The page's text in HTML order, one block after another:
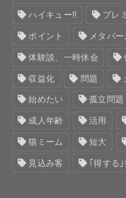
ハイキュー!! プレ
ポイント メタバー
体験談、一時休会
収益化 問題
始めたい 孤立問題
成人年齢 活用
猫ミーム 短大
見込み客 ｢得する